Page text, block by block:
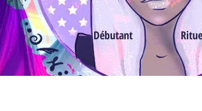
Débutant